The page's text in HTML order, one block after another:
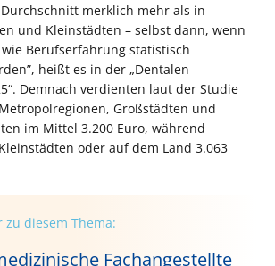
merklich mehr als in
und Kleinstädten – selbst dann, wenn
Berufserfahrung statistisch
heißt es in der „Dentalen
Demnach verdienten laut der Studie
Großstädten und
im Mittel 3.200 Euro, während
oder auf dem Land 3.063
zu diesem Thema:
Fachangestellte